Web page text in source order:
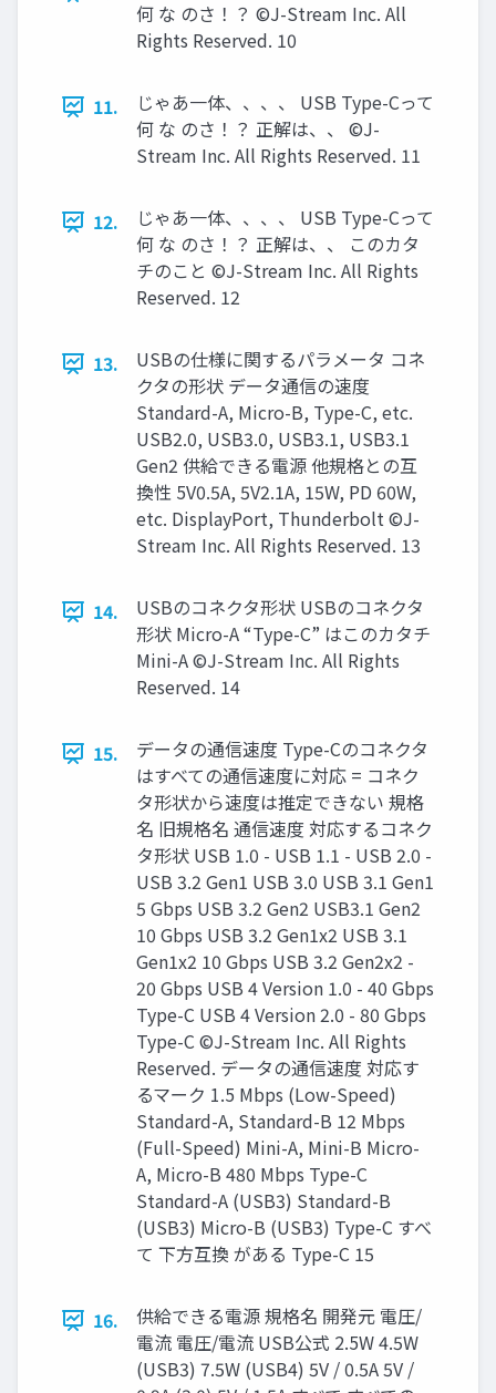
何 な のさ！？ ©J-Stream Inc. All
Rights Reserved. 10
11.
じゃあ一体、、、、 USB Type-Cって
何 な のさ！？ 正解は、、 ©J-
Stream Inc. All Rights Reserved. 11
12.
じゃあ一体、、、、 USB Type-Cって
何 な のさ！？ 正解は、、 このカタ
チのこと ©J-Stream Inc. All Rights
Reserved. 12
13.
USBの仕様に関するパラメータ コネ
クタの形状 データ通信の速度
Standard-A, Micro-B, Type-C, etc.
USB2.0, USB3.0, USB3.1, USB3.1
Gen2 供給できる電源 他規格との互
換性 5V0.5A, 5V2.1A, 15W, PD 60W,
etc. DisplayPort, Thunderbolt ©J-
Stream Inc. All Rights Reserved. 13
14.
USBのコネクタ形状 USBのコネクタ
形状 Micro-A “Type-C” はこのカタチ
Mini-A ©J-Stream Inc. All Rights
Reserved. 14
15.
データの通信速度 Type-Cのコネクタ
はすべての通信速度に対応 = コネク
タ形状から速度は推定できない 規格
名 旧規格名 通信速度 対応するコネク
タ形状 USB 1.0 - USB 1.1 - USB 2.0 -
USB 3.2 Gen1 USB 3.0 USB 3.1 Gen1
5 Gbps USB 3.2 Gen2 USB3.1 Gen2
10 Gbps USB 3.2 Gen1x2 USB 3.1
Gen1x2 10 Gbps USB 3.2 Gen2x2 -
20 Gbps USB 4 Version 1.0 - 40 Gbps
Type-C USB 4 Version 2.0 - 80 Gbps
Type-C ©J-Stream Inc. All Rights
Reserved. データの通信速度 対応す
るマーク 1.5 Mbps (Low-Speed)
Standard-A, Standard-B 12 Mbps
(Full-Speed) Mini-A, Mini-B Micro-
A, Micro-B 480 Mbps Type-C
Standard-A (USB3) Standard-B
(USB3) Micro-B (USB3) Type-C すべ
て 下方互換 がある Type-C 15
16.
供給できる電源 規格名 開発元 電圧/
電流 電圧/電流 USB公式 2.5W 4.5W
(USB3) 7.5W (USB4) 5V / 0.5A 5V /